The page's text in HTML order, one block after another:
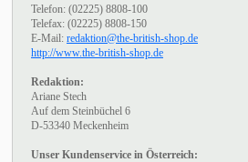
Telefon: (02225) 8808-100
Telefax: (02225) 8808-150
E-Mail: redaktion@the-british-shop.de
http://www.the-british-shop.de
Redaktion:
Ariane Stech
Auf dem Steinbüchel 6
D-53340 Meckenheim
Unser Kundenservice in Österreich: